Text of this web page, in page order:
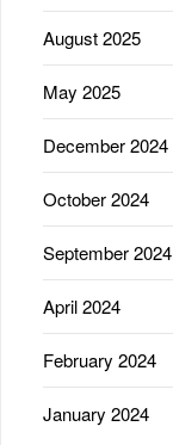
August 2025
May 2025
December 2024
October 2024
September 2024
April 2024
February 2024
January 2024